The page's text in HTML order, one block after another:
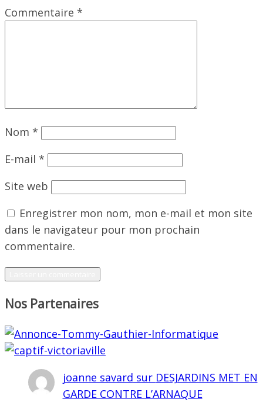
Commentaire *
Nom *
E-mail *
Site web
Enregistrer mon nom, mon e-mail et mon site
dans le navigateur pour mon prochain
commentaire.
Nos Partenaires
joanne savard sur DESJARDINS MET EN
GARDE CONTRE L’ARNAQUE